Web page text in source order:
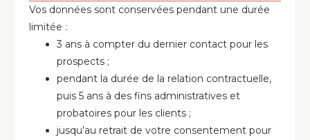
Vos données sont conservées pendant une durée
limitée :
3 ans à compter du dernier contact pour les
prospects ;
pendant la durée de la relation contractuelle,
puis 5 ans à des fins administratives et
probatoires pour les clients ;
jusqu’au retrait de votre consentement pour